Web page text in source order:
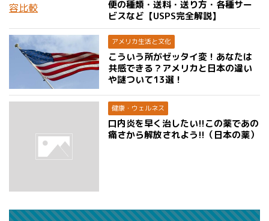
便の種類・送料・送り方・各種サー
ビスなど【USPS完全解説】
アメリカ生活と文化
こういう所がゼッタイ変！あなたは
共感できる？アメリカと日本の違い
や謎ついて13選！
健康・ウェルネス
口内炎を早く治したい!!この薬であの
痛さから解放されよう!!（日本の薬）